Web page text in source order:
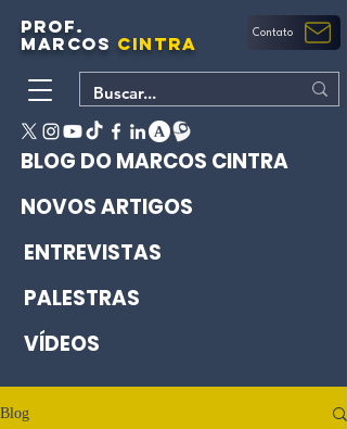
PROF.
MARCOS CINTRA Contato
BLOG DO MARCOS CINTRA
NOVOS ARTIGOS
ENTREVISTAS
PALESTRAS
VÍDEOS
Blog